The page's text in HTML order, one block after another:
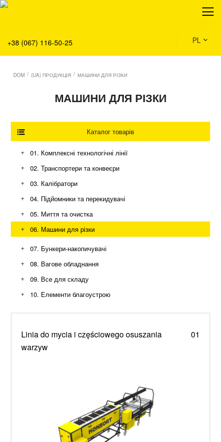
+38 (067) 116-50-25 PL
O nas
Serwis
Rozwiązania
Dom
DOM / (UA) ПРОДУКЦІЯ / МАШИНИ ДЛЯ РІЗКИ
МАШИНИ ДЛЯ РІЗКИ
Каталог товарів
+ 01. Комплексні технологічні лінії
Промисловість та виробництво
Екологія та благоустрій
+ 02. Транспортери та конвеєри
Роликові конвеєри
Стрічкові конвеєри
Шнекові конвеєри
+
03. Калібратори
+
04. Підйомники та перекидувачі
+
05. Миття та очистка
+
06. Машини для різки
+
07. Бункери-накопичувачі
+
08. Вагове обладнання
+
09. Все для складу
+
10. Елементи благоустрою
Linia do mycia i częściowego osuszania
warzyw
01